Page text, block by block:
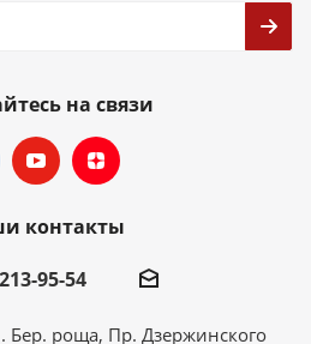
на связи
контакты
95-54
Бер. роща, Пр. Дзержинского